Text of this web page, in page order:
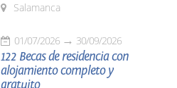
Salamanca
01/07/2026 30/09/2026
122 Becas de residencia con
alojamiento completo y
gratuito